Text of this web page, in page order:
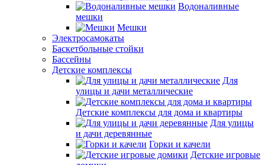
Водоналивные
мешки
Мешки
Электросамокаты
Баскетбольные стойки
Бассейны
Детские комплексы
Для
улицы и дачи металлические
Детские комплексы для дома и квартиры
Для улицы
и дачи деревянные
Горки и качели
Детские игровые